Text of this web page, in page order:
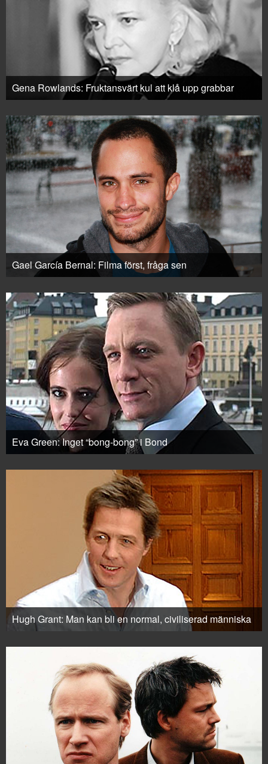
Gena Rowlands: Fruktansvärt kul att klå upp grabbar
Gael García Bernal: Filma först, fråga sen
Eva Green: Inget “bong-bong” i Bond
Hugh Grant: Man kan bli en normal, civiliserad människa